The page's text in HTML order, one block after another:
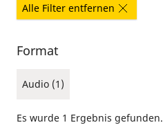
Alle Filter entfernen
Format
Audio (1)
Es wurde 1 Ergebnis gefunden.